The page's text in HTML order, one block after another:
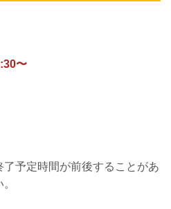
〜
予定時間が前後することがあ